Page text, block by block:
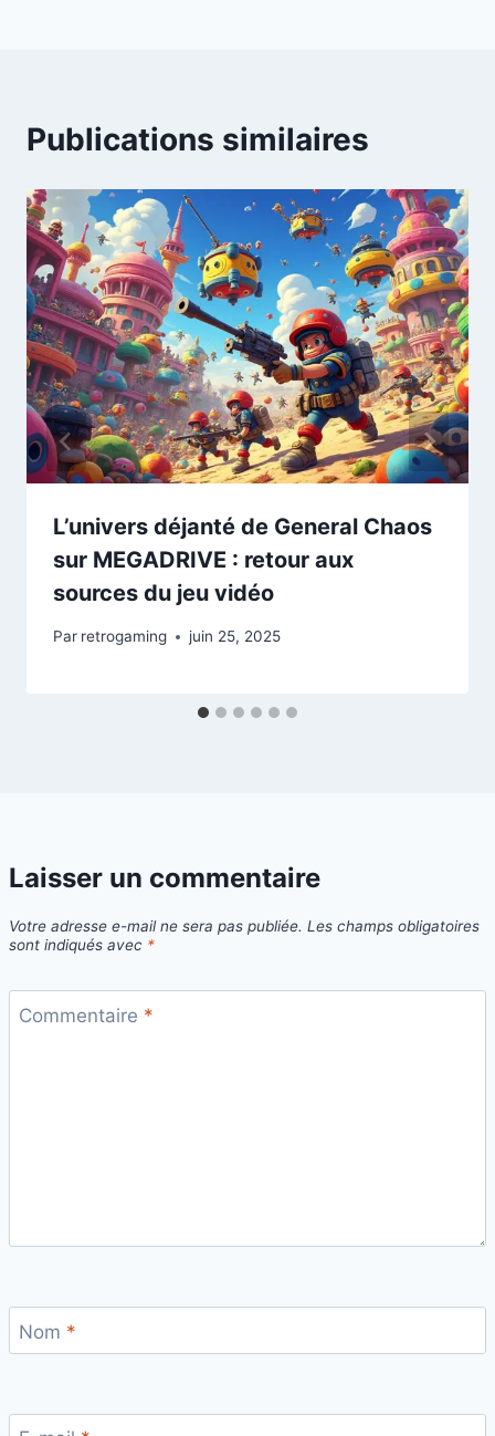
Publications similaires
L’univers déjanté de General Chaos
sur MEGADRIVE : retour aux
sources du jeu vidéo
Par retrogaming juin 25, 2025
Laisser un commentaire
Votre adresse e-mail ne sera pas publiée. Les champs obligatoires
sont indiqués avec *
Commentaire *
Nom *